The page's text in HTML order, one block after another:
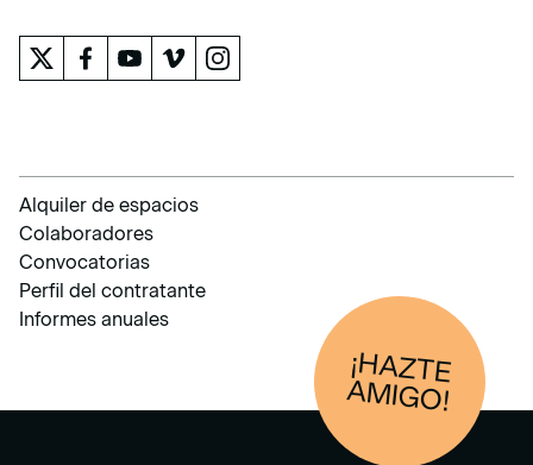
Alquiler de espacios
Colaboradores
Convocatorias
Perfil del contratante
Informes anuales
¡HAZTE
AM
IGO!